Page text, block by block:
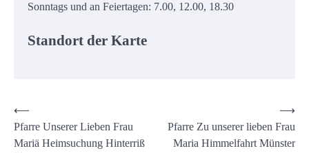
Sonntags und an Feiertagen: 7.00, 12.00, 18.30
Standort der Karte
Beitrags-
Navigation
⟵
Pfarre Unserer Lieben Frau
Mariä Heimsuchung Hinterriß
Pfarre Zu unserer lieben Frau
Maria Himmelfahrt Münster
⟶